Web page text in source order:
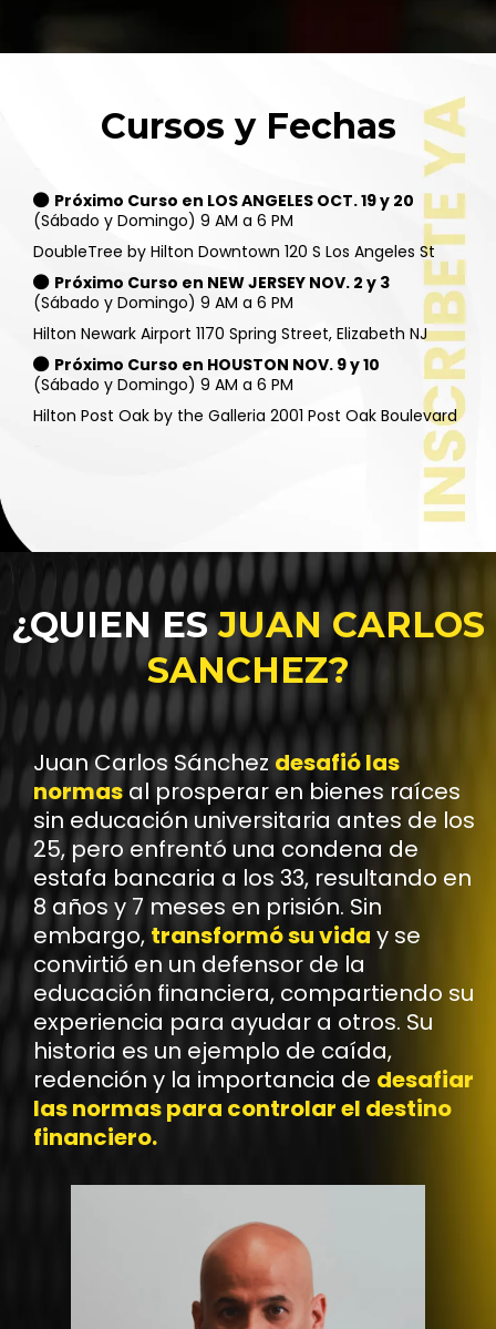
Cursos y Fechas
Próximo Curso en LOS ANGELES OCT. 19 y 20
(Sábado y Domingo) 9 AM a 6 PM
DoubleTree by Hilton Downtown 120 S Los Angeles St
Próximo Curso en NEW JERSEY NOV. 2 y 3
(Sábado y Domingo) 9 AM a 6 PM
Hilton Newark Airport 1170 Spring Street, Elizabeth NJ
Próximo Curso en HOUSTON NOV. 9 y 10
(Sábado y Domingo) 9 AM a 6 PM
Hilton Post Oak by the Galleria 2001 Post Oak Boulevard
¿QUIEN ESJUAN CARLOS
SANCHEZ?
Juan Carlos Sánchez desafió las
normas al prosperar en bienes raíces
sin educación universitaria antes de los
25, pero enfrentó una condena de
estafa bancaria a los 33, resultando en
8 años y 7 meses en prisión. Sin
embargo, transformó su vida y se
convirtió en un defensor de la
educación financiera, compartiendo su
experiencia para ayudar a otros. Su
historia es un ejemplo de caída,
redención y la importancia de desafiar
las normas para controlar el destino
financiero.